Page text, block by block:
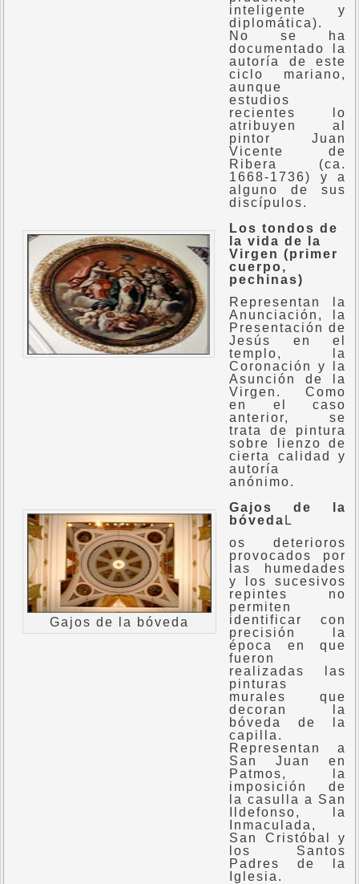
inteligente y
diplomática).
No se ha
documentado la
autoría de este
ciclo mariano,
aunque
estudios
recientes lo
atribuyen al
pintor Juan
Vicente de
Ribera (ca.
1668-1736) y a
alguno de sus
discípulos.
Los tondos de
la vida de la
Virgen (primer
cuerpo,
pechinas)
Representan la
Anunciación, la
Presentación de
Jesús en el
templo, la
Coronación y la
Asunción de la
Virgen. Como
en el caso
anterior, se
trata de pintura
sobre lienzo de
cierta calidad y
autoría
anónimo.
Gajos de la bóveda
Gajos de la
bóveda L
os deterioros
provocados por
las humedades
y los sucesivos
repintes no
permiten
identificar con
precisión la
época en que
fueron
realizadas las
pinturas
murales que
decoran la
bóveda de la
capilla.
Representan a
San Juan en
Patmos, la
imposición de
la casulla a San
Ildefonso, la
Inmaculada,
San Cristóbal y
los Santos
Padres de la
Iglesia.